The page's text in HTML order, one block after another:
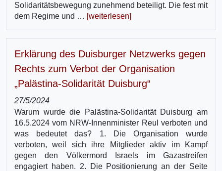
Solidaritätsbewegung zunehmend beteiligt. Die fest mit
dem Regime und … [weiterlesen]
Erklärung des Duisburger Netzwerks gegen
Rechts zum Verbot der Organisation
„Palästina-Solidarität Duisburg“
27/5/2024
Warum wurde die Palästina-Solidarität Duisburg am
16.5.2024 vom NRW-Innenminister Reul verboten und
was bedeutet das? 1. Die Organisation wurde
verboten, weil sich ihre Mitglieder aktiv im Kampf
gegen den Völkermord Israels im Gazastreifen
engagiert haben. 2. Die Positionierung an der Seite